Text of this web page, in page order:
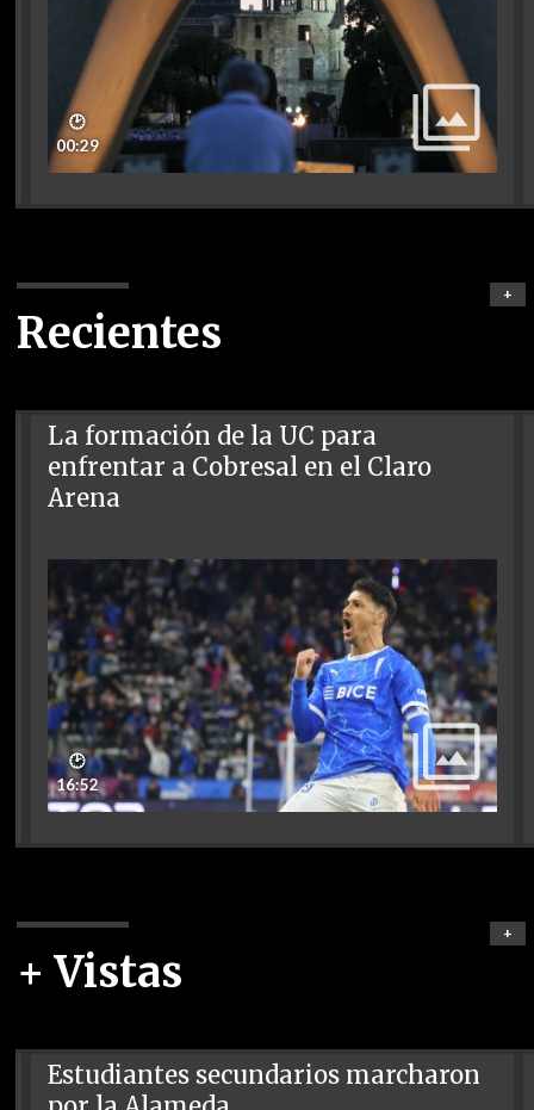
🕑
00:29
Recientes
+
La formación de la UC para
enfrentar a Cobresal en el Claro
Arena
🕑
16:52
+ Vistas
+
Estudiantes secundarios marcharon